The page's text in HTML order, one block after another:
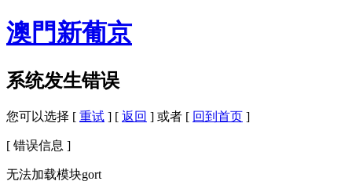
澳門新葡京
系统发生错误
您可以选择 [ 重试 ] [ 返回 ] 或者 [ 回到首页 ]
[ 错误信息 ]
无法加载模块gort